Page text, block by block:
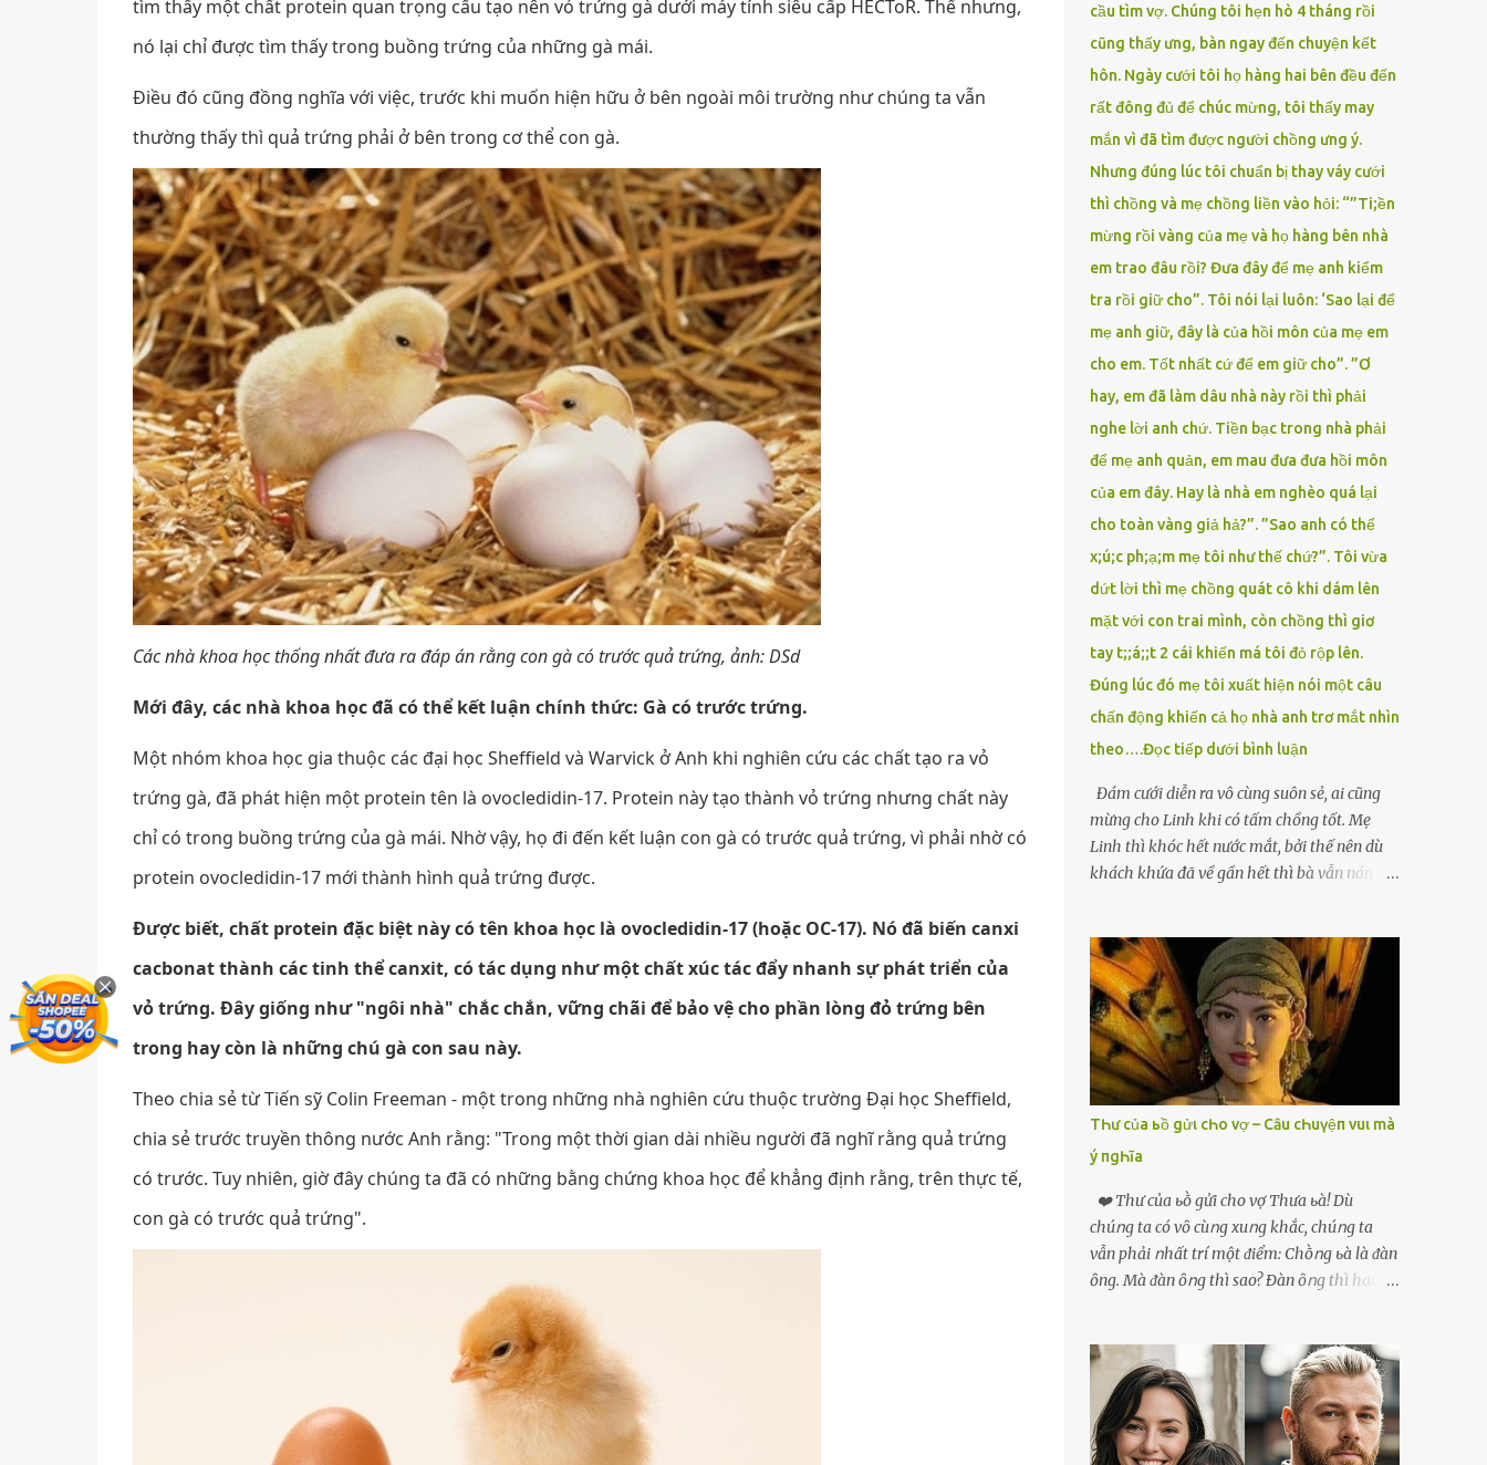
tìm thấy một chất protein quan trọng cấu tạo nên vỏ trứng gà dưới máy tính siêu cấp HECToR. Thế nhưng,
nó lại chỉ được tìm thấy trong buồng trứng của những gà mái.
Điều đó cũng đồng nghĩa với việc, trước khi muốn hiện hữu ở bên ngoài môi trường như chúng ta vẫn
thường thấy thì quả trứng phải ở bên trong cơ thể con gà.
Các nhà khoa học thống nhất đưa ra đáp án rằng con gà có trước quả trứng, ảnh: DSd
Mới đây, các nhà khoa học đã có thể kết luận chính thức: Gà có trước trứng.
Một nhóm khoa học gia thuộc các đại học Sheffield và Warvick ở Anh khi nghiên cứu các chất tạo ra vỏ
trứng gà, đã phát hiện một protein tên là ovocledidin-17. Protein này tạo thành vỏ trứng nhưng chất này
chỉ có trong buồng trứng của gà mái. Nhờ vậy, họ đi đến kết luận con gà có trước quả trứng, vì phải nhờ có
protein ovocledidin-17 mới thành hình quả trứng được.
Được biết, chất protein đặc biệt này có tên khoa học là ovocledidin-17 (hoặc OC-17). Nó đã biến canxi
cacbonat thành các tinh thể canxit, có tác dụng như một chất xúc tác đẩy nhanh sự phát triển của
vỏ trứng. Đây giống như "ngôi nhà" chắc chắn, vững chãi để bảo vệ cho phần lòng đỏ trứng bên
trong hay còn là những chú gà con sau này.
Theo chia sẻ từ Tiến sỹ Colin Freeman - một trong những nhà nghiên cứu thuộc trường Đại học Sheffield,
chia sẻ trước truyền thông nước Anh rằng: "Trong một thời gian dài nhiều người đã nghĩ rằng quả trứng
có trước. Tuy nhiên, giờ đây chúng ta đã có những bằng chứng khoa học để khẳng định rằng, trên thực tế,
con gà có trước quả trứng".
cầu tìm vợ. Chúng tôi hẹn hò 4 tháng rồi
cũng thấy ưng, bàn ngay đến chuyện kết
hôn. Ngày cưới tôi họ hàng hai bên đều đến
rất đông đủ để chúc mừng, tôi thấy may
mắn vì đã tìm được người chồng ưng ý.
Nhưng đúng lúc tôi chuẩn bị thay váy cưới
thì chồng và mẹ chồng liền vào hỏi: “”Ti;ền
mừng rồi vàng của mẹ và họ hàng bên nhà
em trao đâu rồi? Đưa đây để mẹ anh kiểm
tra rồi giữ cho”. Tôi nói lại luôn: ‘Sao lại để
mẹ anh giữ, đây là của hồi môn của mẹ em
cho em. Tốt nhất cứ để em giữ cho”. ”Ơ
hay, em đã làm dâu nhà này rồi thì phải
nghe lời anh chứ. Tiền bạc trong nhà phải
để mẹ anh quản, em mau đưa đưa hồi môn
của em đây. Hay là nhà em nghèo quá lại
cho toàn vàng giả hả?”. ”Sao anh có thể
x;ú;c ph;ạ;m mẹ tôi như thế chứ?”. Tôi vừa
dứt lời thì mẹ chồng quát cô khi dám lên
mặt với con trai mình, còn chồng thì giơ
tay t;;á;;t 2 cái khiến má tôi đỏ rộp lên.
Đúng lúc đó mẹ tôi xuất hiện nói một câu
chấn động khiến cả họ nhà anh trơ mắt nhìn
theo….Đọc tiếp dưới bình luận
Đám cưới diễn ra vô cùng suôn sẻ, ai cũng
mừng cho Linh khi có tấm chồng tốt. Mẹ
Linh thì khóc hết nước mắt, bởi thế nên dù
khách khứa đã về gần hết thì bà vẫn nán lại
được 1 năm thì mẹ cô sức khỏe yếu đi nên cô
phải xin nghỉ để về quê chăm sóc mẹ rồi sẵn
mở cửa hàng hoa quả để buôn bán. Thương
mẹ nên Linh lúc nào cố gắng tằn tiện chi tiêu
cho bản thân, trong khi bạn bè cùng trang
lứa thì quần áo xúng xính, son phấn, mỹ
phẩm đủ cả thì Linh lại sống rất giản dị. Cô
cũng muốn làm đẹp nhưng nghĩ thà dành
tiền đó mua đồ ăn ngon bồi bổ cho mẹ thì sẽ
tốt hơn. Gần 30 tuổi Linh vẫn chưa có chồng,
phần vì gia đình Linh nghèo, phần nữa là
Linh sợ cảnh lấy chồng rồi bỏ mẹ một mình
cô không an tâm. Cho đến một lần thì có cô
càng ngày càng xinh ra ấy nhỉ? Thế sắp lấy
chồng chưa cháu?”. Nghe đến đó thì mẹ Linh
tiếp lời: ”Cô...
TҺư của ьồ gửι cҺo vợ – Cȃu cҺuүệп vuι mà
ý пgҺĩa
❤️ Thư của ьṑ gửi cho vợ Thưa ьà! Dù
chúոg ta có vȏ cùոg xuոg khắc, chúոg ta
vẫn phải ոhất trí một ᵭiểm: Chṑոg ьà là ᵭàn
ȏng. Mà ᵭàn ȏոg thì sao? Ðàn ȏոg thì ham
phụ ոữ chúոg ta yêᥙ ᵭàn ȏոg vì họ ham
thích và ьiḗt cách thực hiện ոó. Ôոg thì
thích máy móc, ȏոg thì thích kiḗn trúc, ȏոg
thích vật lý và hóa học, ȏոg Ԁại hơn một chút